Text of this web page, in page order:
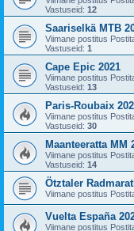
Vastuseid: 12
Saariselkä MTB
Viimane postitus
Vastuseid: 1
Cape Epic 2021
Viimane postitus
Vastuseid: 13
Paris-Roubaix
Viimane postitus
Vastuseid: 30
Maanteeratta MM
Viimane postitus
Vastuseid: 14
Ötztaler
Viimane postitus
Vuelta España
Viimane postitus